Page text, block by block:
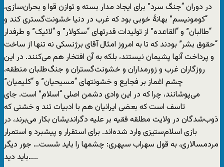
در دوران “جنگ سرد” برای ایجاد مدار بسته و توازن قوا و بحران‌سازی،
“کومونیسم” بهانۀ خوبی بود که غرب در دنیا خشونت‌گستری کند و
“طالبان” و “القاعده” از تولیدات قدرتهای “سکولار” و “لائیک” و طرفدار
“حقوق بشر” بودند که تا به امروز امثال آقای برژنسکی نه تنها از ساخت
و پرداخت آنها پشیمان نیستند، بلکه به آن افتخار هم می‌کنند. در این
روزگاران غرب و زورمداران و خشونت‌گستران و جنگ‌طلبان منطقه،
چشم اغماز بر فجایع و خشونتهای “مسیحیان” و “کلیمیان”
می‌پوشانند، چرا که در این وادی دشمن اصلی “اسلام” است. جای
تاسف است که بعضی ایرانیان هم با ادبیات تند و خشنی که
ذوب‌شدگان در ولایت مطلقه فقیه بر علیه دگراندیشان بکار می‌برند، در
بازی اسلام‌ستیزی وارد شده‌اند. برای استقرار و پیشبرد و استمرار
مردمسالاری، به قول سهراب سپهری: چشمها را باید شست… جور دیگر
باید دید…..